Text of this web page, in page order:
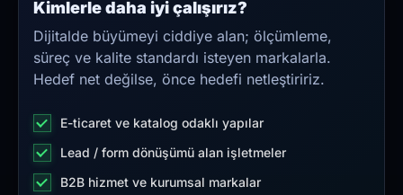
Kimlerle daha iyi çalışırız?
Dijitalde büyümeyi ciddiye alan; ölçümleme,
süreç ve kalite standardı isteyen markalarla.
Hedef net değilse, önce hedefi netleştiririz.
E-ticaret ve katalog odaklı yapılar
Lead / form dönüşümü alan işletmeler
B2B hizmet ve kurumsal markalar